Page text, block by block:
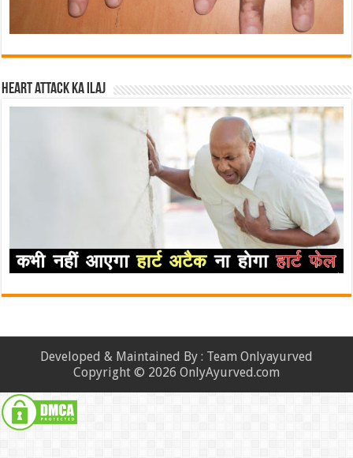
Heart attack ka ilaj
Developed & Maintained By : Team Onlyayurved
Copyright © 2026 OnlyAyurved.com